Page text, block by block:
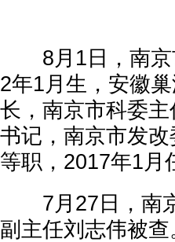
8月1日，南京
2年1月生，安徽
长，南京市科委
书记，南京市发
等职，2017年1月
7月27日，南京
副主任刘志伟被